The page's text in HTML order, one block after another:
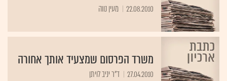
22.08.2010 מעין נווה
משרד הפרסום שמצעיד אותך אחורה
27.04.2010 ד"ר יניב לויתן